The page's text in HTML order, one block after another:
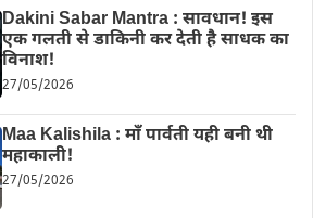
Dakini Sabar Mantra : सावधान! इस
एक गलती से डाकिनी कर देती है साधक का
विनाश!
27/05/2026
Maa Kalishila : माँ पार्वती यही बनी थी
महाकाली!
27/05/2026